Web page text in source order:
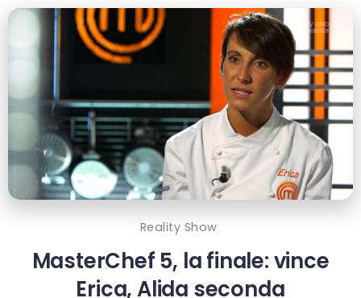
Reality Show
MasterChef 5, la finale: vince
Erica, Alida seconda